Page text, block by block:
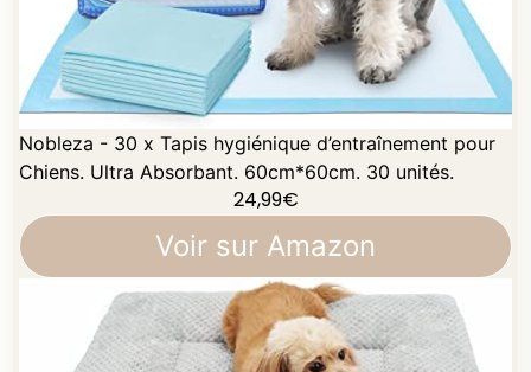
Nobleza - 30 x Tapis hygiénique d’entraînement pour
Chiens. Ultra Absorbant. 60cm*60cm. 30 unités.
24,99€
Voir sur Amazon